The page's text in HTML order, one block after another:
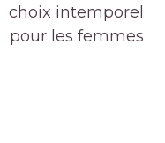
choix intemporel
pour les femmes